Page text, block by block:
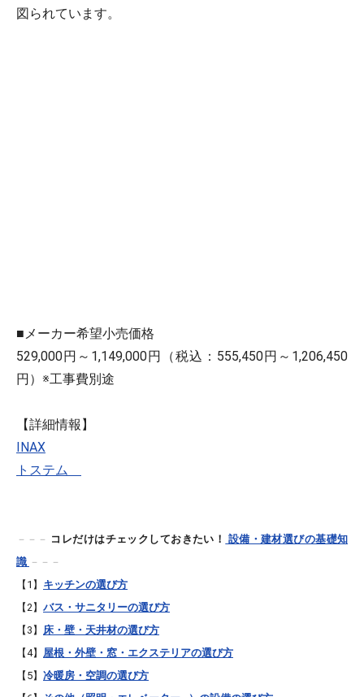
図られています。
■メーカー希望小売価格
529,000円～1,149,000円（税込：555,450円～1,206,450
円）※工事費別途
【詳細情報】
INAX
トステム
－－－ コレだけはチェックしておきたい！ 設備・建材選びの基礎知
識 －－－
【1】 キッチンの選び方
【2】 バス・サニタリーの選び方
【3】 床・壁・天井材の選び方
【4】 屋根・外壁・窓・エクステリアの選び方
【5】 冷暖房・空調の選び方